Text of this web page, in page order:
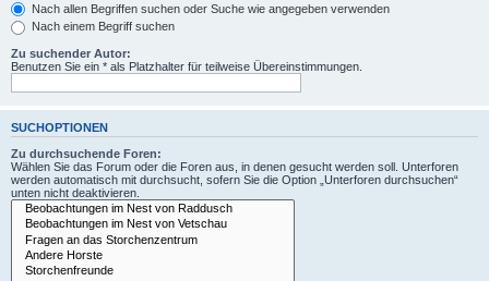
Nach allen Begriffen suchen oder Suche wie angegeben verwenden
Nach einem Begriff suchen
Zu suchender Autor:
Benutzen Sie ein * als Platzhalter für teilweise Übereinstimmungen.
SUCHOPTIONEN
Zu durchsuchende Foren:
Wählen Sie das Forum oder die Foren aus, in denen gesucht werden soll. Unterforen
werden automatisch mit durchsucht, sofern Sie die Option „Unterforen durchsuchen“
unten nicht deaktivieren.